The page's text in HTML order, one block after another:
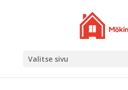
Valitse sivu